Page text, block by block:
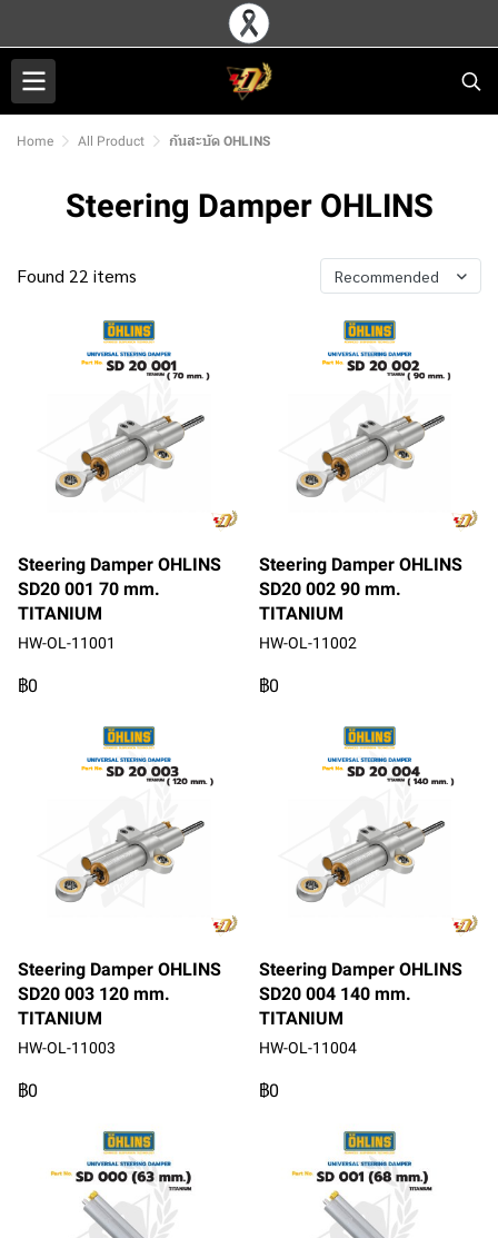
Home All Product กันสะบัด OHLINS
Steering Damper OHLINS
Found 22 items Recommended
Steering Damper OHLINS
SD20 001 70 mm.
TITANIUM
HW-OL-11001
฿0
Steering Damper OHLINS
SD20 002 90 mm.
TITANIUM
HW-OL-11002
฿0
Steering Damper OHLINS
SD20 003 120 mm.
TITANIUM
HW-OL-11003
฿0
Steering Damper OHLINS
SD20 004 140 mm.
TITANIUM
HW-OL-11004
฿0